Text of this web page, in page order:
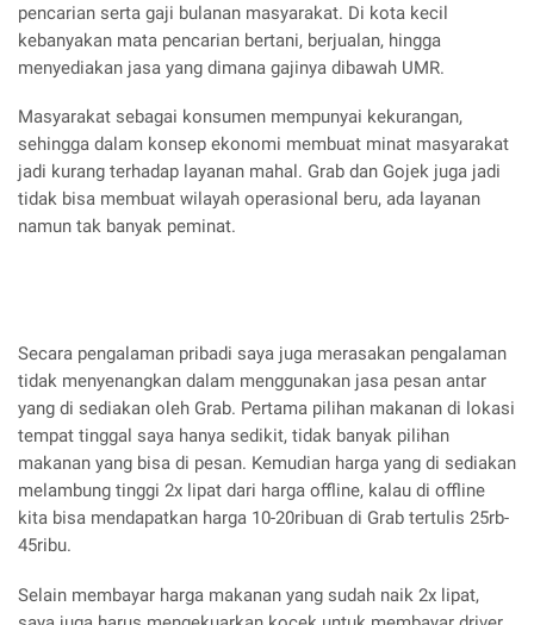
pencarian serta gaji bulanan masyarakat. Di kota kecil
kebanyakan mata pencarian bertani, berjualan, hingga
menyediakan jasa yang dimana gajinya dibawah UMR.
Masyarakat sebagai konsumen mempunyai kekurangan,
sehingga dalam konsep ekonomi membuat minat masyarakat
jadi kurang terhadap layanan mahal. Grab dan Gojek juga jadi
tidak bisa membuat wilayah operasional beru, ada layanan
namun tak banyak peminat.
Secara pengalaman pribadi saya juga merasakan pengalaman
tidak menyenangkan dalam menggunakan jasa pesan antar
yang di sediakan oleh Grab. Pertama pilihan makanan di lokasi
tempat tinggal saya hanya sedikit, tidak banyak pilihan
makanan yang bisa di pesan. Kemudian harga yang di sediakan
melambung tinggi 2x lipat dari harga offline, kalau di offline
kita bisa mendapatkan harga 10-20ribuan di Grab tertulis 25rb-
45ribu.
Selain membayar harga makanan yang sudah naik 2x lipat,